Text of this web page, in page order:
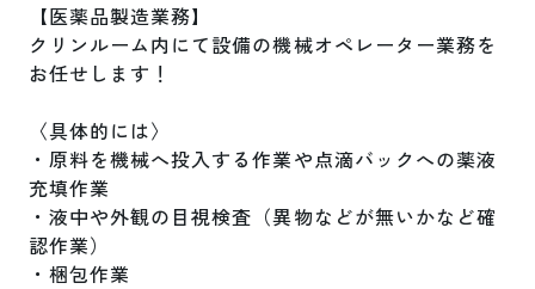
【医薬品製造業務】
クリンルーム内にて設備の機械オペレーター業務を
お任せします！
〈具体的には〉
・原料を機械へ投入する作業や点滴バックへの薬液
充填作業
・液中や外観の目視検査（異物などが無いかなど確
認作業）
・梱包作業